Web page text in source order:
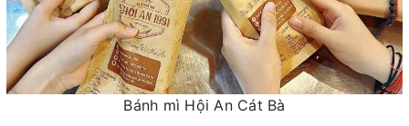
Bánh mì Hội An Cát Bà